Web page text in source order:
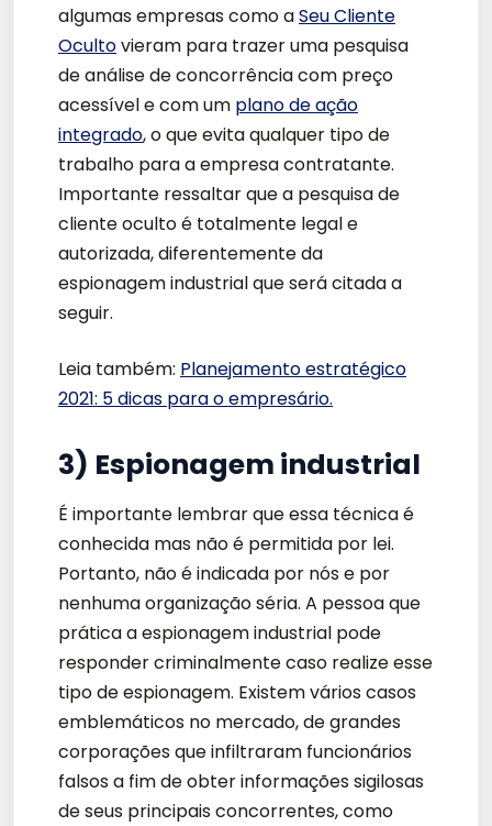
algumas empresas como aSeu Cliente
Ocultovieram para trazer uma pesquisa
de análise de concorrência com preço
acessível e com um plano de ação
integrado, o que evita qualquer tipo de
trabalho para a empresa contratante.
Importante ressaltar que a pesquisa de
cliente oculto é totalmente legal e
autorizada, diferentemente da
espionagem industrial que será citada a
seguir.
Leia também: Planejamento estratégico
2021: 5 dicas para o empresário.
3) Espionagem industrial
É importante lembrar que essa técnica é
conhecida mas não é permitida por lei.
Portanto, não é indicada por nós e por
nenhuma organização séria. A pessoa que
prática a espionagem industrial pode
responder criminalmente caso realize esse
tipo de espionagem. Existem vários casos
emblemáticos no mercado, de grandes
corporações que infiltraram funcionários
falsos a fim de obter informações sigilosas
de seus principais concorrentes, como